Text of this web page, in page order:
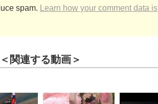
spam.
Learn how your comment data is
関連する動画＞